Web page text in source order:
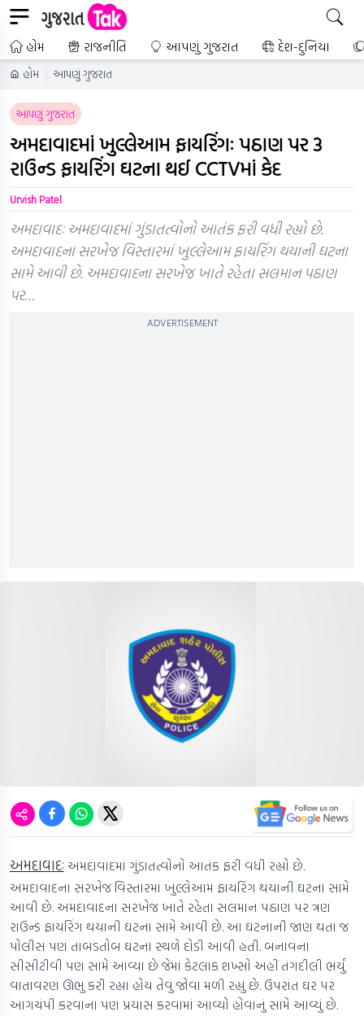
હોમ રાજનીતિ આપણું ગુજરાત દેશ-દુનિયા
હોમ આપણું ગુજરાત
આપણું ગુજરાત
અમદાવાદમાં ખુલ્લેઆમ ફાયરિંગઃ પઠાણ પર 3
રાઉન્ડ ફાયરિંગ ઘટના થઈ CCTVમાં કેદ
Urvish Patel
અમદાવાદઃ અમદાવાદમાં ગુંડાતત્વોનો આતંક ફરી વધી રહ્યો છે.
અમદાવાદના સરખેજ વિસ્તારમાં ખુલ્લેઆમ ફાયરિંગ થયાની ઘટના
સામે આવી છે. અમદાવાદના સરખેજ ખાતે રહેતા સલમાન પઠાણ
પર…
ADVERTISEMENT
અમદાવાદઃ અમદાવાદમાં ગુંડાતત્વોનો આતંક ફરી વધી રહ્યો છે.
અમદાવાદના સરખેજ વિસ્તારમાં ખુલ્લેઆમ ફાયરિંગ થયાની ઘટના સામે
આવી છે. અમદાવાદના સરખેજ ખાતે રહેતા સલમાન પઠાણ પર ત્રણ
રાઉન્ડ ફાયરિંગ થયાની ઘટના સામે આવી છે. આ ઘટનાની જાણ થતા જ
પોલીસ પણ તાબડતોબ ઘટના સ્થળે દોડી આવી હતી. બનાવના
સીસીટીવી પણ સામે આવ્યા છે જેમાં કેટલાક શખ્સો અહીં તંગદીલી ભર્યું
વાતાવરણ ઊભુ કરી રહ્યા હોય તેવું જોવા મળી રહ્યું છે. ઉપરાંત ઘર પર
આગચંપી કરવાના પણ પ્રયાસ કરવામાં આવ્યો હોવાનું સામે આવ્યું છે.